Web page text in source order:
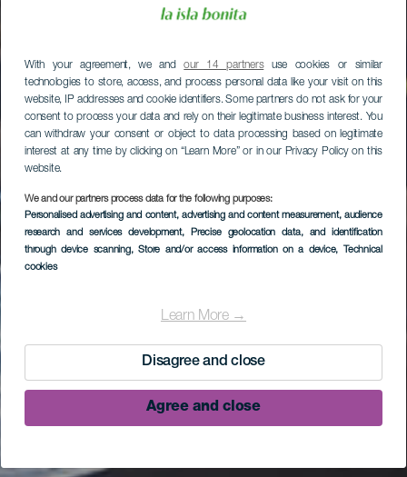
With your agreement, we andour 14 partnersuse cookies or similar
technologies to store, access, and process personal data like your visit on this
website, IP addresses and cookie identifiers. Some partners do not ask for your
consent to process your data and rely on their legitimate business interest. You
can withdraw your consent or object to data processing based on legitimate
interest at any time by clicking on “Learn More” or in our Privacy Policy on this
website.
We and our partners process data for the following purposes:
Personalised advertising and content, advertising and content measurement, audience
research and services development, Precise geolocation data, and identification
through device scanning, Store and/or access information on a device, Technical
cookies
Learn More →
Disagree and close
Agree and close